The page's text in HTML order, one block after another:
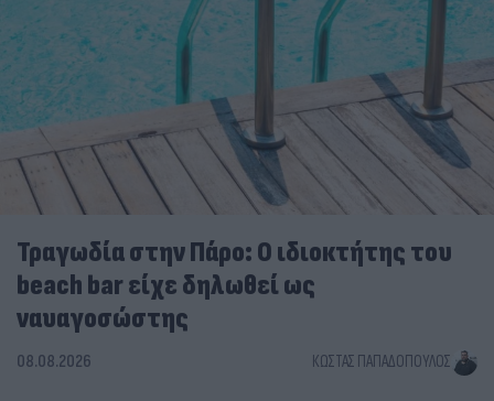
Τραγωδία στην Πάρο: Ο ιδιοκτήτης του
beach bar είχε δηλωθεί ως
ναυαγοσώστης
08.08.2026 ΚΏΣΤΑΣ ΠΑΠΑΔΌΠΟΥΛΟΣ